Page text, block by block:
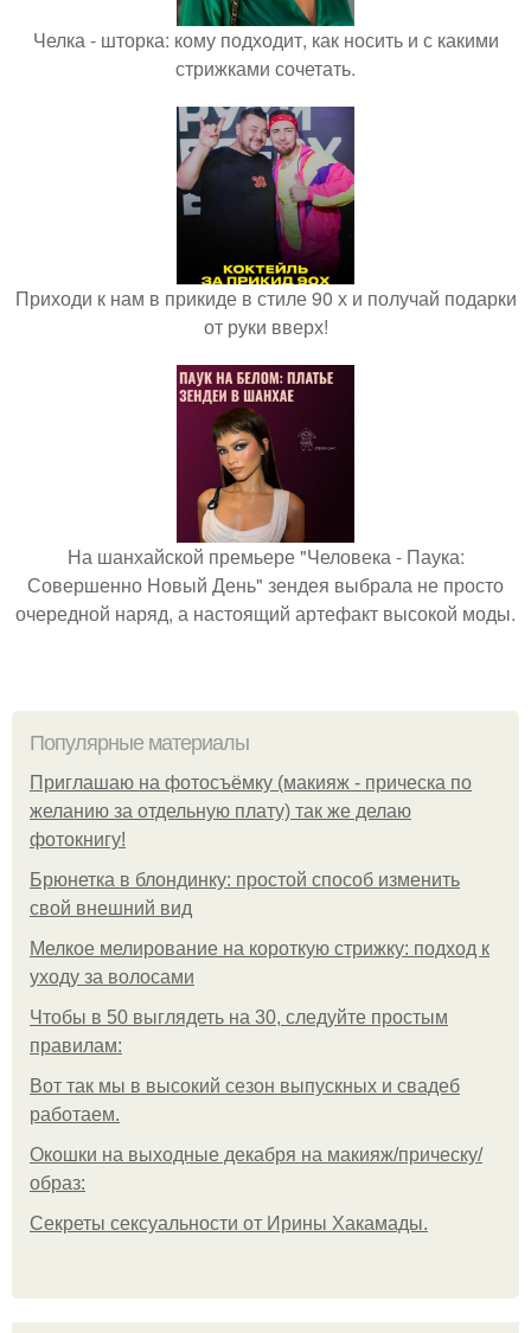
Челка - шторка: кому подходит, как носить и с какими
стрижками сочетать.
Приходи к нам в прикиде в стиле 90 х и получай подарки
от руки вверх!
На шанхайской премьере "Человека - Паука:
Совершенно Новый День" зендея выбрала не просто
очередной наряд, а настоящий артефакт высокой моды.
Популярные материалы
Приглашаю на фотосъёмку (макияж - прическа по
желанию за отдельную плату) так же делаю
фотокнигу!
Брюнетка в блондинку: простой способ изменить
свой внешний вид
Мелкое мелирование на короткую стрижку: подход к
уходу за волосами
Чтобы в 50 выглядеть на 30, следуйте простым
правилам:
Вот так мы в высокий сезон выпускных и свадеб
работаем.
Окошки на выходные декабря на макияж/прическу/
образ:
Секреты сексуальности от Ирины Хакамады.